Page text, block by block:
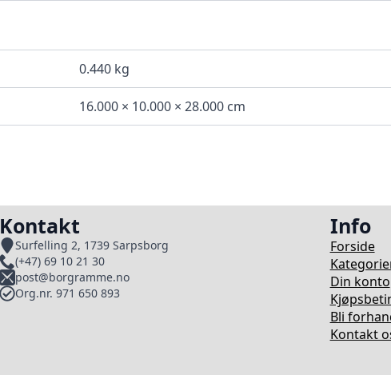
0.440 kg
16.000 × 10.000 × 28.000 cm
Kontakt
Surfelling 2, 1739 Sarpsborg
(+47) 69 10 21 30
post@borgramme.no
Org.nr. 971 650 893
Info
Forside
Din konto
Bli
Kontakt